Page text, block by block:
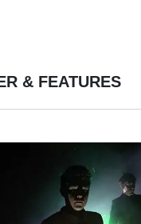
& FEATURES